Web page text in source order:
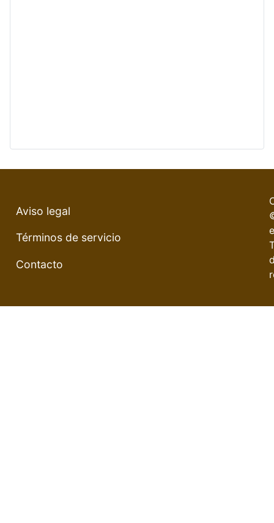
Aviso legal
Términos de servicio
Contacto